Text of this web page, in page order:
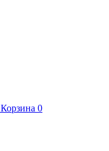
Корзина 0